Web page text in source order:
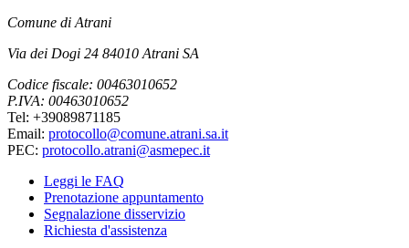
Comune di Atrani
Via dei Dogi 24 84010 Atrani SA
Codice fiscale: 00463010652
P.IVA: 00463010652
Tel: +39089871185
Email: protocollo@comune.atrani.sa.it
PEC: protocollo.atrani@asmepec.it
Leggi le FAQ
Prenotazione appuntamento
Segnalazione disservizio
Richiesta d'assistenza